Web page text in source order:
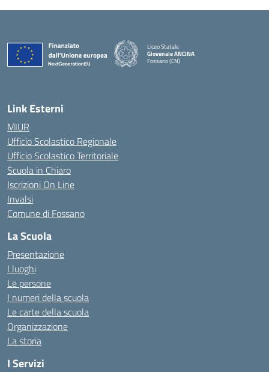
Liceo Statale
Giovenale ANCINA
Fossano (CN)
Link Esterni
MIUR
Ufficio Scolastico Regionale
Ufficio Scolastico Territoriale
Scuola in Chiaro
Iscrizioni On Line
Invalsi
Comune di Fossano
La Scuola
Presentazione
I luoghi
Le persone
I numeri della scuola
Le carte della scuola
Organizzazione
La storia
I Servizi